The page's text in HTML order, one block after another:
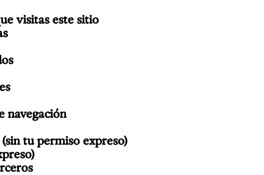
visitas este sitio
navegación
tu permiso expreso)